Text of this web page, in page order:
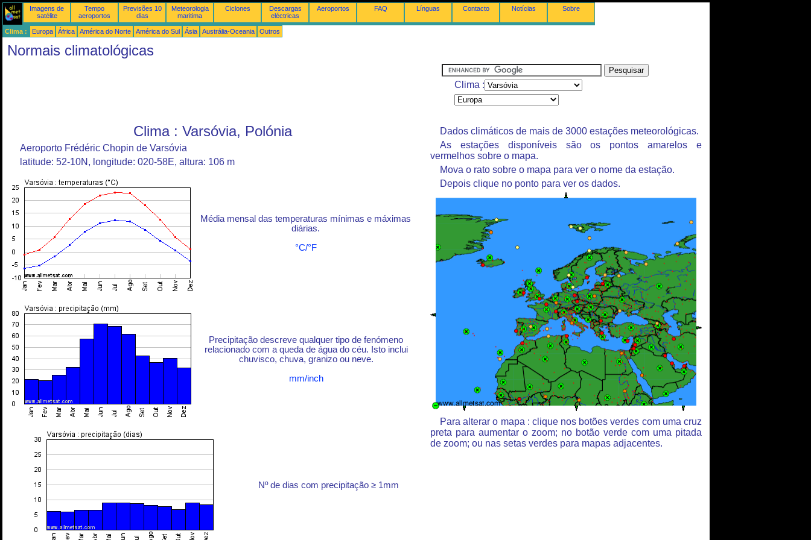
Imagens de
satélite
Tempo
aeroportos
Previsões 10
dias
Meteorologia
maritima
Ciclones
Descargas
eléctricas
Aeroportos FAQ Línguas Contacto Notícias Sobre
Clima : Europa África América do Norte América do Sul Ásia Austrália-Oceania Outros
Normais climatológicas
Clima :
Clima : Varsóvia, Polónia
Aeroporto Frédéric Chopin de Varsóvia
latitude: 52-10N, longitude: 020-58E, altura: 106 m
Média mensal das temperaturas mínimas e máximas
diárias.
°C/°F
Precipitação descreve qualquer tipo de fenómeno
relacionado com a queda de água do céu. Isto inclui
chuvisco, chuva, granizo ou neve.
mm/inch
Nº de dias com precipitação ≥ 1mm
Dados climáticos de mais de 3000 estações meteorológicas.
As estações disponíveis são os pontos amarelos e
vermelhos sobre o mapa.
Mova o rato sobre o mapa para ver o nome da estação.
Depois clique no ponto para ver os dados.
Para alterar o mapa : clique nos botões verdes com uma cruz
preta para aumentar o zoom; no botão verde com uma pitada
de zoom; ou nas setas verdes para mapas adjacentes.